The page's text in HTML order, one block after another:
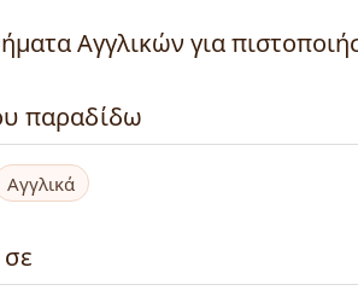
Αγγλικών για
παραδίδω
Αγγλικά